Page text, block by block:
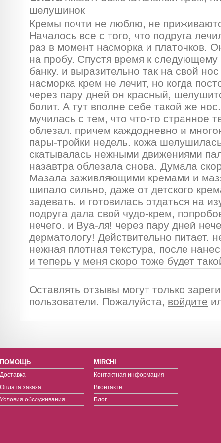
шелушинок
Кремы почти не люблю, не
Началось все с того, что подруга
раз в момент насморка и платочков.
на пробу. Спустя время к
банку. и выразительно так на свой нос
насморка крем не лечит, но когда
через пару дней он красный,
болит. А тут вполне себе такой же
мучилась с тем, что что-то странное
облезал. причем каждодневно и
пары-тройки недель. кожа
скатывалась нежными движениями
назавтра облезала снова. Думала
Мазала заживляющими кремами и
щипало сильно, даже от детского
задевать. и готовилась отдаться на
подруга дала свой чудо-крем,
нечего. и Вуа-ля! через пару дней
дерматологу! Действительно питает.
нежная плотная текстура, после
и теперь у меня скоро тоже будет
Оставлять отзывы могут только
пользователи. Пожалуйста, войдите
ПОМОЩЬ
Доставка
Оплата заказа
Условия обслуживания
MIRCHI
Контактная информация
Вконтакте
Блог